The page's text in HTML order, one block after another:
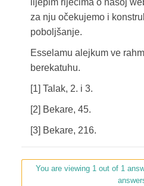
lijepim riječima o našoj
za nju očekujemo i
poboljšanje.
Esselamu alejkum ve
berekatuhu.
[1] Talak, 2. i 3.
[2] Bekare, 45.
[3] Bekare, 216.
You are viewing 1 out of 1